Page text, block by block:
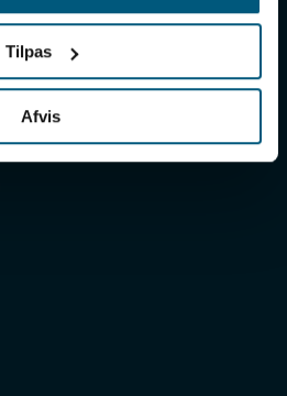
Tilpas
Afvis